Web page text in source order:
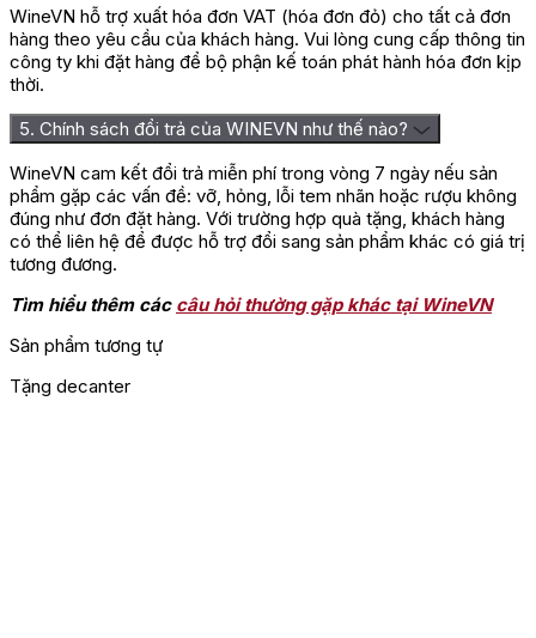
Đánh giá
Chưa có đánh giá nào.
Hãy là người đầu tiên nhận xét “Rượu Vang Chile Santa Carolina
Sauvignon Blanc”
đăng nhậpđể gửi đánh giá.
WineVN hỗ trợ xuất hóa đơn VAT (hóa đơn đỏ) cho tất cả đơn
hàng theo yêu cầu của khách hàng. Vui lòng cung cấp thông tin
công ty khi đặt hàng để bộ phận kế toán phát hành hóa đơn kịp
thời.
5. Chính sách đổi trả của WINEVN như thế nào?
WineVN cam kết đổi trả miễn phí trong vòng 7 ngày nếu sản
phẩm gặp các vấn đề: vỡ, hỏng, lỗi tem nhãn hoặc rượu không
đúng như đơn đặt hàng. Với trường hợp quà tặng, khách hàng
có thể liên hệ để được hỗ trợ đổi sang sản phẩm khác có giá trị
tương đương.
Tìm hiểu thêm các câu hỏi thường gặp khác tại WineVN
Sản phẩm tương tự
Tặng decanter